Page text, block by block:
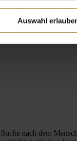
Auswahl
nach dem